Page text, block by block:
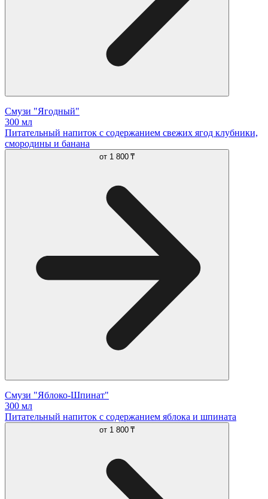
Смузи "Ягодный"
300 мл
Питательный напиток с содержанием свежих ягод клубники,
смородины и банана
от 1 800 ₸
Смузи "Яблоко-Шпинат"
300 мл
Питательный напиток с содержанием яблока и шпината
от 1 800 ₸